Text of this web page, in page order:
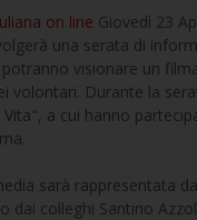
Giovedì 23
una serata di
potranno visionare un
volontari. Durante la
Vita", a cui hanno
sarà rappresentata
dai colleghi Santino